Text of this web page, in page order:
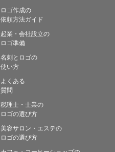
ロゴ作成の
依頼方法ガイド
起業・会社設立の
ロゴ準備
名刺とロゴの
使い方
よくある
質問
税理士・士業の
ロゴの選び方
美容サロン・エステの
ロゴの選び方